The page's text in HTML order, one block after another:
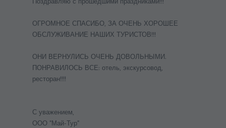
ОГРОМНОЕ СПАСИБО, ЗА ОЧЕНЬ ХОРОШЕЕ
ОБСЛУЖИВАНИЕ НАШИХ ТУРИСТОВ!!!
ОНИ ВЕРНУЛИСЬ ОЧЕНЬ ДОВОЛЬНЫМИ.
ПОНРАВИЛОСЬ ВСЕ: отель, экскурсовод,
ресторан!!!!
С уважением,
ООО "Май-Тур"